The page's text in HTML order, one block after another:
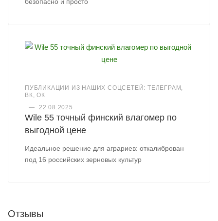
ПУБЛИКАЦИИ ИЗ НАШИХ СОЦСЕТЕЙ: ТЕЛЕГРАМ,
ВК, ОК
—
22.08.2025
Wile 55 точный финский влагомер по
выгодной цене
Идеальное решение для аграриев: откалиброван
под 16 российских зерновых культур
Отзывы